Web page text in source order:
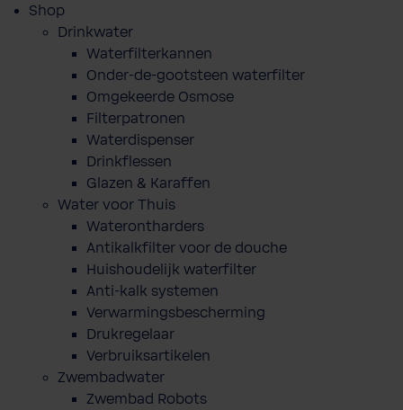
Shop
Drinkwater
Waterfilterkannen
Onder-de-gootsteen waterfilter
Omgekeerde Osmose
Filterpatronen
Waterdispenser
Drinkflessen
Glazen & Karaffen
Water voor Thuis
Waterontharders
Antikalkfilter voor de douche
Huishoudelijk waterfilter
Anti-kalk systemen
Verwarmingsbescherming
Drukregelaar
Verbruiksartikelen
Zwembadwater
Zwembad Robots